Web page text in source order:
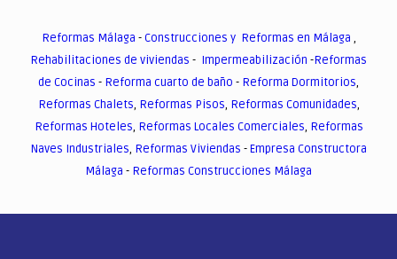
Reformas Málaga -Construcciones y Reformas en Málaga ,
Rehabilitaciones de viviendas - Impermeabilización -Reformas
de Cocinas - Reforma cuarto de baño - Reforma Dormitorios,
Reformas Chalets, Reformas Pisos, Reformas Comunidades,
Reformas Hoteles, Reformas Locales Comerciales, Reformas
Naves Industriales, Reformas Viviendas -Empresa Constructora
Málaga - Reformas Construcciones Málaga